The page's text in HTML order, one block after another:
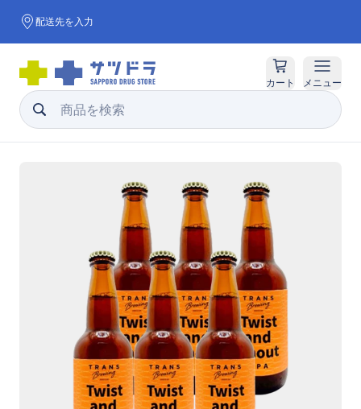
配送先を入力
カート メニュー